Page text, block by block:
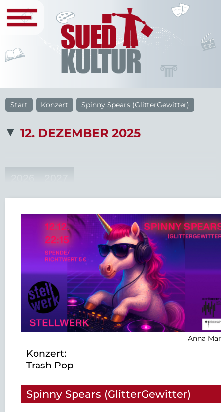
Start Konzert Spinny Spears (GlitterGewitter)
12. DEZEMBER 2025
Anna
Konzert:
Trash Pop
Spinny Spears (GlitterGewitter)